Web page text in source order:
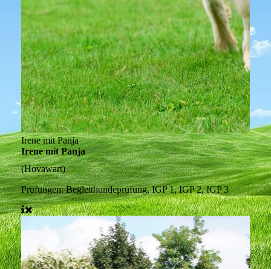
Irene mit Panja
Irene mit Panja
(Hovawart)
Prüfungen:Begleithundeprüfung, IGP 1, IGP 2, IGP 3